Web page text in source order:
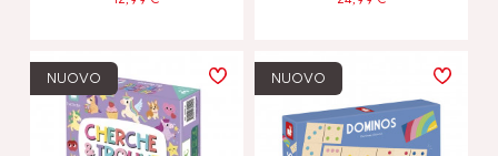
NUOVO NUOVO